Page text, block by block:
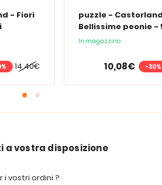
- Fiori
14,40€
puzzle -
Bellissime peonie -
pezzi
In magazzino
10,08€ -30%
a vostra disposizione
vostri ordini ?